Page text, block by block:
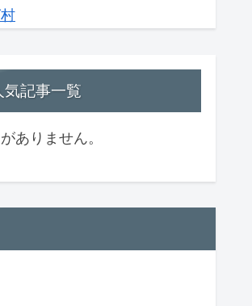
記事一覧
ありません。